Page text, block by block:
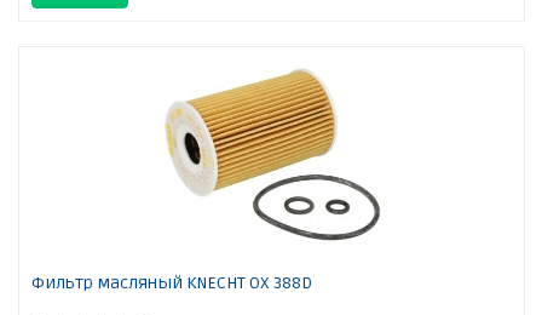
Фильтр масляный KNECHT OX 388D